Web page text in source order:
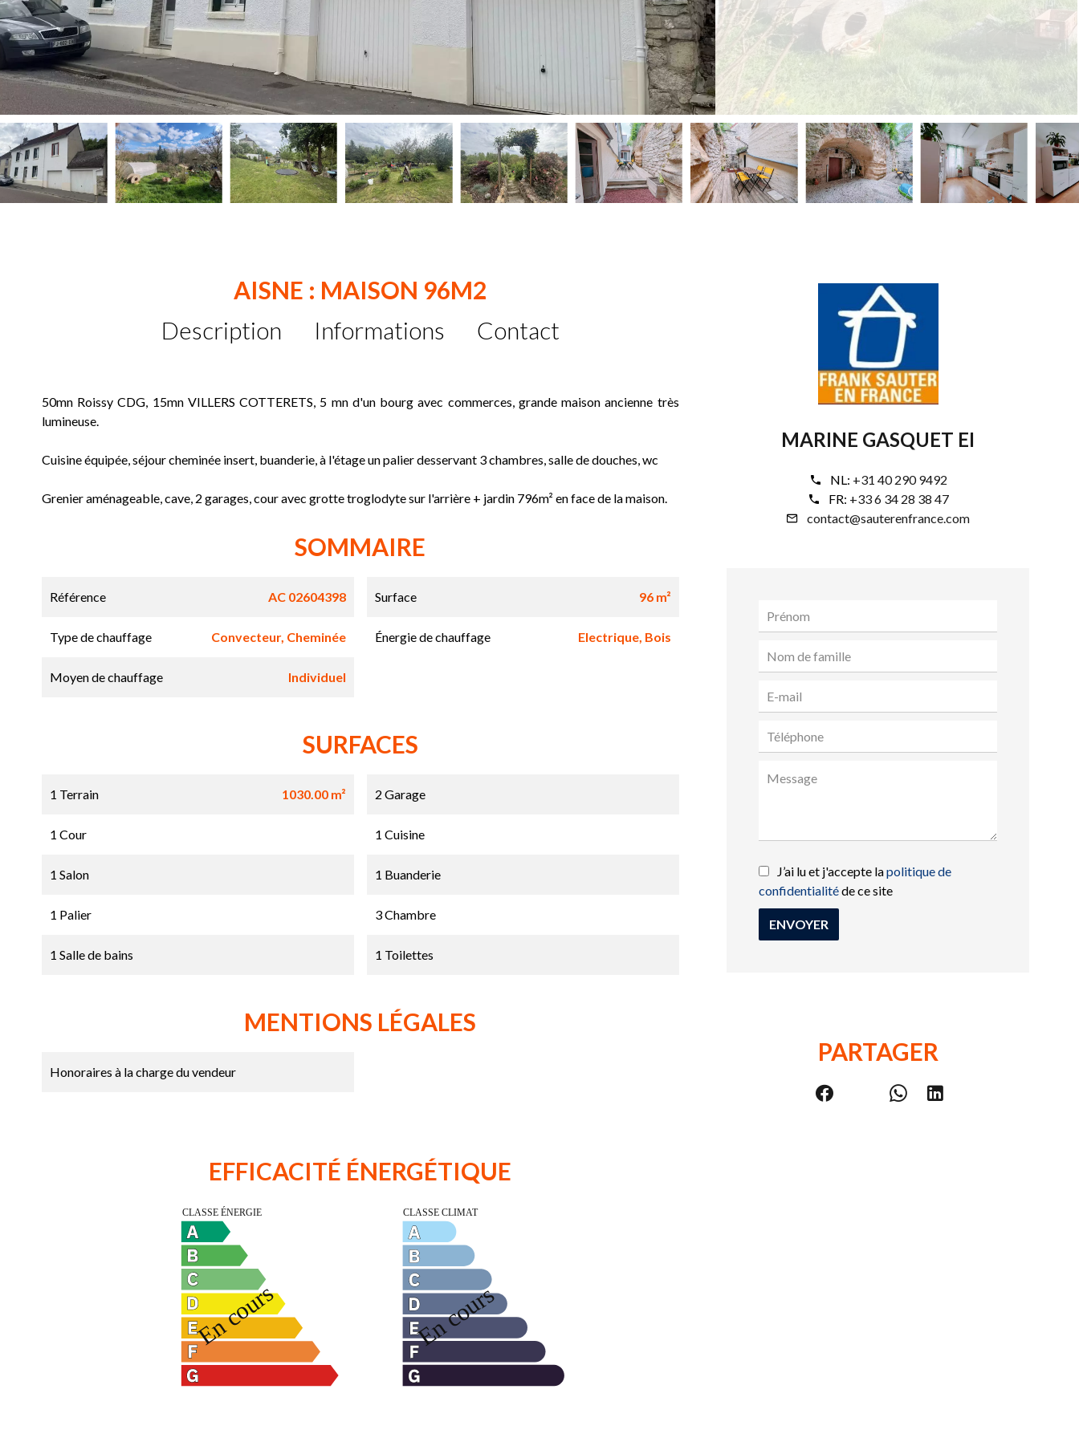
AISNE : MAISON 96M2
Description
Informations Contact
50mn Roissy CDG, 15mn VILLERS COTTERETS, 5 mn d'un bourg avec commerces, grande maison ancienne très
lumineuse.
Cuisine équipée, séjour cheminée insert, buanderie, à l'étage un palier desservant 3 chambres, salle de douches, wc
Grenier aménageable, cave, 2 garages, cour avec grotte troglodyte sur l'arrière + jardin 796m² en face de la maison.
SOMMAIRE
Référence AC 02604398 Surface 96 m²
Type de chauffage Convecteur, Cheminée Énergie de chauffage Electrique, Bois
Moyen de chauffage Individuel
SURFACES
1 Terrain 1030.00 m² 2 Garage
1 Cour 1 Cuisine
1 Salon 1 Buanderie
1 Palier 3 Chambre
1 Salle de bains 1 Toilettes
MENTIONS LÉGALES
Honoraires à la charge du vendeur
EFFICACITÉ ÉNERGÉTIQUE
MARINE GASQUET EI
NL: +31 40 290 9492
FR: +33 6 34 28 38 47
contact@sauterenfrance.com
J’ai lu et j'accepte lapolitique de
confidentialitéde ce site
ENVOYER
PARTAGER